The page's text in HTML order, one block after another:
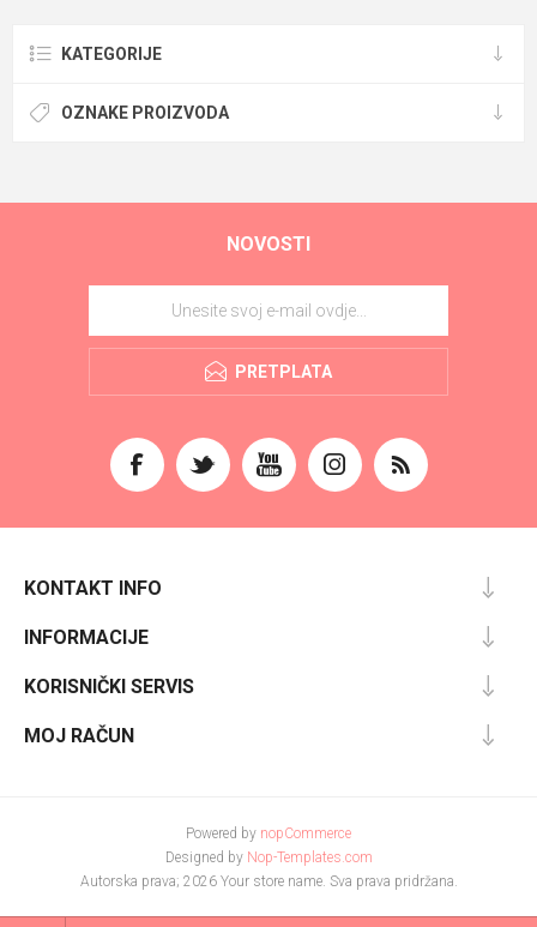
KATEGORIJE
OZNAKE PROIZVODA
NOVOSTI
PRETPLATA
KONTAKT INFO
INFORMACIJE
KORISNIČKI SERVIS
MOJ RAČUN
Powered by nopCommerce
Designed by Nop-Templates.com
Autorska prava; 2026 Your store name. Sva prava pridržana.